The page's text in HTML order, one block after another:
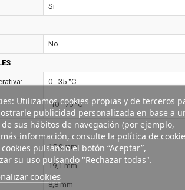
Si
No
0 - 35 °C
-10 - 70 °C
15,9 mm
19,1 mm
8,8 mm
Utilizamos cookies propias y de terceros
publicidad personalizada en base a
sus hábitos de navegación (por ejemplo,
información, consulte la política de
pulsando el botón “Aceptar”,
su uso pulsando "Rechazar todas".
cookies